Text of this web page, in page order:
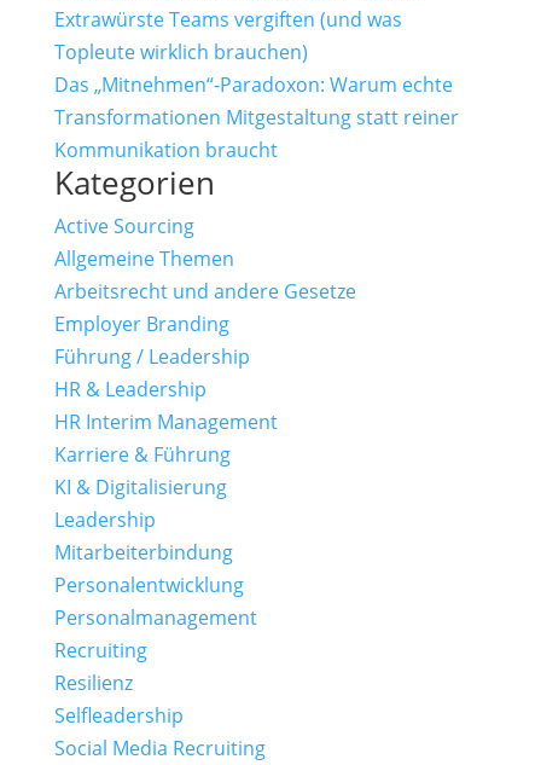
Extrawürste Teams vergiften (und was
Topleute wirklich brauchen)
Das „Mitnehmen“-Paradoxon: Warum echte
Transformationen Mitgestaltung statt reiner
Kommunikation braucht
Kategorien
Active Sourcing
Allgemeine Themen
Arbeitsrecht und andere Gesetze
Employer Branding
Führung / Leadership
HR & Leadership
HR Interim Management
Karriere & Führung
KI & Digitalisierung
Leadership
Mitarbeiterbindung
Personalentwicklung
Personalmanagement
Recruiting
Resilienz
Selfleadership
Social Media Recruiting